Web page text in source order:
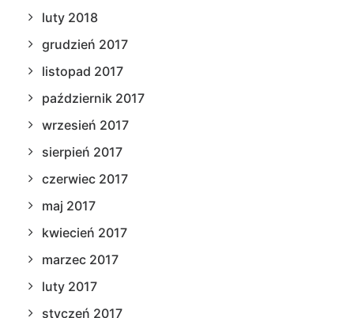
luty 2018
grudzień 2017
listopad 2017
październik 2017
wrzesień 2017
sierpień 2017
czerwiec 2017
maj 2017
kwiecień 2017
marzec 2017
luty 2017
styczeń 2017